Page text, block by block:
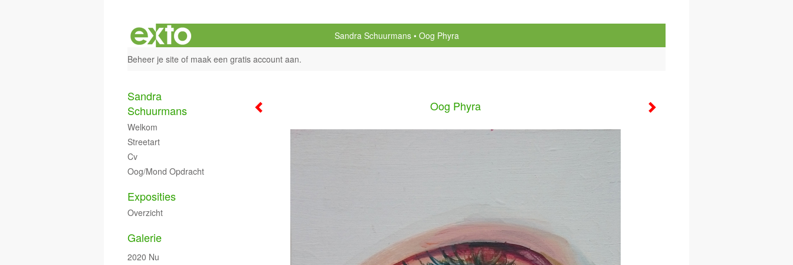
Sandra Schuurmans
Oog Phyra
Beheer je site of maak een gratis account aan.
Oog Phyra
Sandra
Schuurmans
Welkom
Streetart
Cv
Oog/mond Opdracht
Exposities
Overzicht
Galerie
2020 Nu